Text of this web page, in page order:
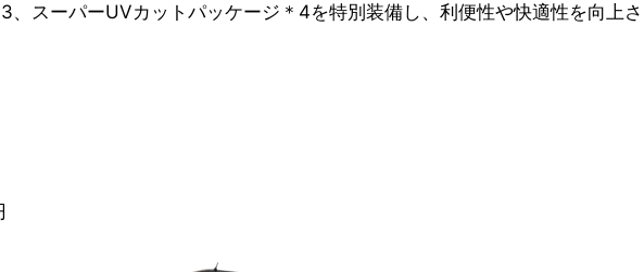
、スーパーUVカットパッケージ＊4を特別装備し、利便性や快適性を向上さ